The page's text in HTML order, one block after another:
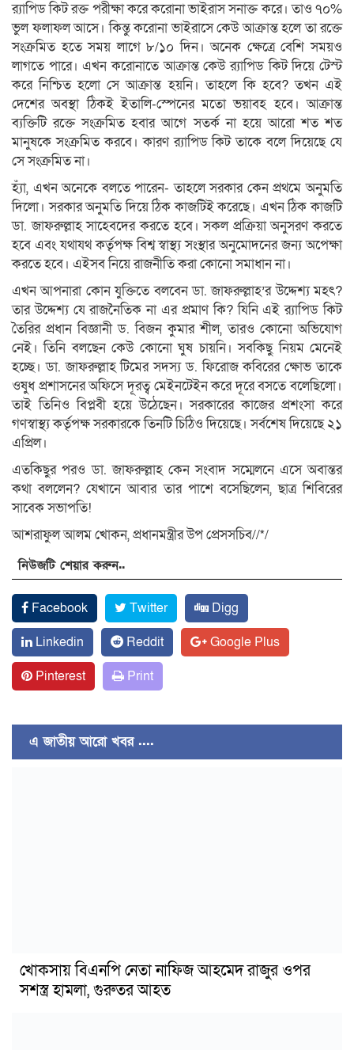
র‍্যাপিড কিট রক্ত পরীক্ষা করে করোনা ভাইরাস সনাক্ত করে। তাও ৭০%
ভুল ফলাফল আসে। কিন্তু করোনা ভাইরাসে কেউ আক্রান্ত হলে তা রক্তে
সংক্রমিত হতে সময় লাগে ৮/১০ দিন। অনেক ক্ষেত্রে বেশি সময়ও
লাগতে পারে। এখন করোনাতে আক্রান্ত কেউ র‍্যাপিড কিট দিয়ে টেস্ট
করে নিশ্চিত হলো সে আক্রান্ত হয়নি। তাহলে কি হবে? তখন এই
দেশের অবস্থা ঠিকই ইতালি-স্পেনের মতো ভয়াবহ হবে। আক্রান্ত
ব্যক্তিটি রক্তে সংক্রমিত হবার আগে সতর্ক না হয়ে আরো শত শত
মানুষকে সংক্রমিত করবে। কারণ র‍্যাপিড কিট তাকে বলে দিয়েছে যে
সে সংক্রমিত না।
হ্যাঁ, এখন অনেকে বলতে পারেন- তাহলে সরকার কেন প্রথমে অনুমতি
দিলো। সরকার অনুমতি দিয়ে ঠিক কাজটিই করেছে। এখন ঠিক কাজটি
ডা. জাফরুল্লাহ সাহেবদের করতে হবে। সকল প্রক্রিয়া অনুসরণ করতে
হবে এবং যথাযথ কর্তৃপক্ষ বিশ্ব স্বাস্থ্য সংস্থার অনুমোদনের জন্য অপেক্ষা
করতে হবে। এইসব নিয়ে রাজনীতি করা কোনো সমাধান না।
এখন আপনারা কোন যুক্তিতে বলবেন ডা. জাফরুল্লাহ’র উদ্দেশ্য মহৎ?
তার উদ্দেশ্য যে রাজনৈতিক না এর প্রমাণ কি? যিনি এই র‍্যাপিড কিট
তৈরির প্রধান বিজ্ঞানী ড. বিজন কুমার শীল, তারও কোনো অভিযোগ
নেই। তিনি বলছেন কেউ কোনো ঘুষ চায়নি। সবকিছু নিয়ম মেনেই
হচ্ছে। ডা. জাফরুল্লাহ টিমের সদস্য ড. ফিরোজ কবিরের ক্ষোভ তাকে
ওষুধ প্রশাসনের অফিসে দূরত্ব মেইনটেইন করে দূরে বসতে বলেছিলো।
তাই তিনিও বিপ্লবী হয়ে উঠেছেন। সরকারের কাজের প্রশংসা করে
গণস্বাস্থ্য কর্তৃপক্ষ সরকারকে তিনটি চিঠিও দিয়েছে। সর্বশেষ দিয়েছে ২১
এপ্রিল।
এতকিছুর পরও ডা. জাফরুল্লাহ কেন সংবাদ সম্মেলনে এসে অবান্তর
কথা বললেন? যেখানে আবার তার পাশে বসেছিলেন, ছাত্র শিবিরের
সাবেক সভাপতি!
আশরাফুল আলম খোকন, প্রধানমন্ত্রীর উপ প্রেসসচিব//*/
নিউজটি শেয়ার করুন..
Facebook Twitter
Digg
Linkedin
Reddit
Google Plus
Pinterest
Print
এ জাতীয় আরো খবর ....
খোকসায় বিএনপি নেতা নাফিজ আহমেদ রাজুর ওপর
সশস্ত্র হামলা, গুরুতর আহত